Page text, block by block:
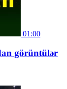
01:00
görüntülər